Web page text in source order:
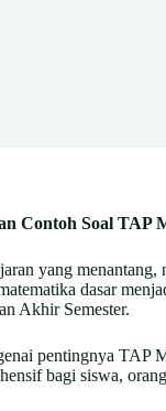
Contoh Soal TAP
yang
dasar
Akhir Semester.
pentingnya TAP
bagi siswa,